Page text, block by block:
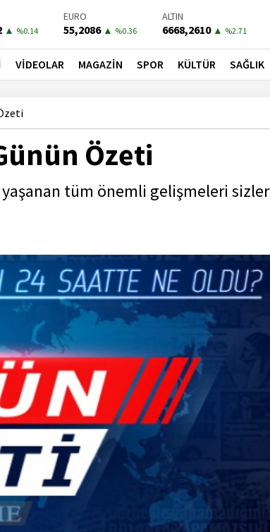
▼ %-0.14
PETROL
81,2600 ▼ %-1.84
BONO
41,3000▼ %-0.55
VİDEOLAR MAGAZİN SPOR KÜLTÜR SAĞLIK
Özeti
tüm önemli gelişmeleri sizler